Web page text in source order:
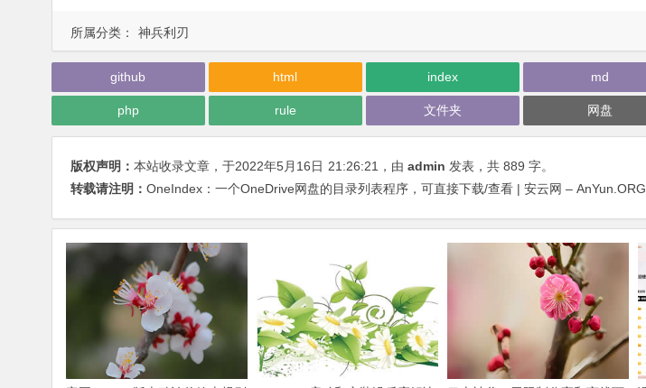
所属分类： 神兵利刃
github html index md
php rule 文件夹 网盘
版权声明： 本站收录文章，于2022年5月16日 21:26:21 ，由 admin 发表，共 889 字。
转载请注明： OneIndex：一个OneDrive网盘的目录列表程序，可直接下载/查看 | 安云网 – AnYun.ORG